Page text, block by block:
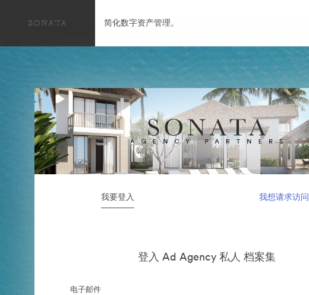
简化数字资产管理。
我要登入 我想请求访问
登入 Ad Agency 私人 档案集
电子邮件